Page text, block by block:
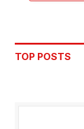
TOP POSTS